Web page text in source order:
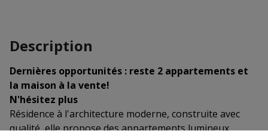
Description
Dernières opportunités : reste 2 appartements et
la maison à la vente!
N'hésitez plus
Résidence à l'architecture moderne, construite avec
qualité, elle propose des appartements lumineux,